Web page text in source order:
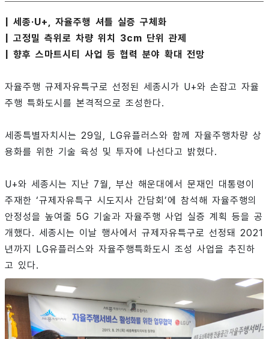
| 세종·U+, 자율주행 셔틀 실증 구체화
| 고정밀 측위로 차량 위치 3cm 단위 관제
| 향후 스마트시티 사업 등 협력 분야 확대 전망
자율주행 규제자유특구로 선정된 세종시가 U+와 손잡고 자율
주행 특화도시를 본격적으로 조성한다.
세종특별자치시는 29일, LG유플러스와 함께 자율주행차량 상
용화를 위한 기술 육성 및 투자에 나선다고 밝혔다.
U+와 세종시는 지난 7월, 부산 해운대에서 문재인 대통령이
주재한 ‘규제자유특구 시도지사 간담회’에 참석해 자율주행의
안정성을 높여줄 5G 기술과 자율주행 사업 실증 계획 등을 공
개했다. 세종시는 이날 행사에서 규제자유특구로 선정돼 2021
년까지 LG유플러스와 자율주행특화도시 조성 사업을 추진하
고 있다.